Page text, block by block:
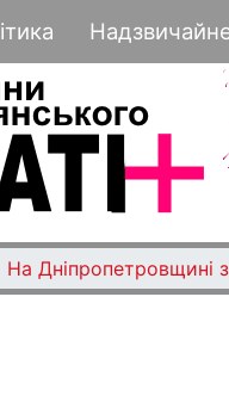
навигация
На Дніпропетровщині